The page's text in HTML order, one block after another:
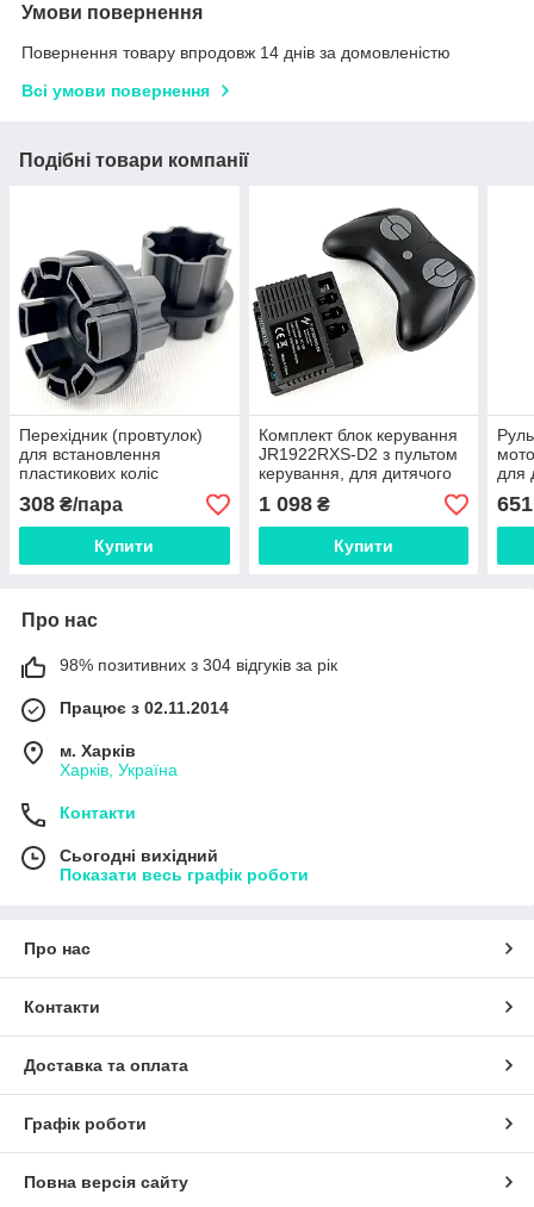
Умови повернення
Повернення товару впродовж 14 днів за домовленістю
Всі умови повернення
Подібні товари компанії
Перехідник (провтулок)
для встановлення
пластикових коліс
дитячого електромобіля 6
пелюсток подовжений
308 ₴/пара
Купити
Комплект блок керування
JR1922RXS-D2 з пультом
керування, для дитячого
електромобіля Bambi
1 098₴
Купити
для
651
Про нас
98% позитивних з 304 відгуків за рік
Працює з 02.11.2014
м. Харків
Харків, Україна
Контакти
Сьогодні вихідний
Показати весь графік роботи
Про нас
Контакти
Доставка та оплата
Графік роботи
Повна версія сайту